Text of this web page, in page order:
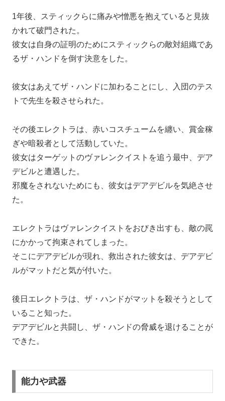
1年後、スティックらに痛みや憎悪を抱えていると見抜
かれて破門された。
彼女は自身の証明のためにスティックらの敵対組織であ
るザ・ハンドを倒す決意をした。
彼女はあえてザ・ハンドに加わることにし、入団のテス
トで先生を殺させられた。
その後エレクトラは、赤いコスチュームを纏い、賞金稼
ぎや暗殺者として活動していた。
彼女はターゲットのヴァレンクイストを追う最中、デア
デビルと遭遇した。
邪魔をされないためにも、彼女はデアデビルを気絶させ
た。
エレクトラはヴァレンクイストをおびき出すも、敵の罠
にかかって拘束されてしまった。
そこにデアデビルが現れ、救出された彼女は、デアデビ
ルがマットだと気が付いた。
後日エレクトラは、ザ・ハンドがマットを殺そうとして
いること知った。
デアデビルと共闘し、ザ・ハンドの脅威を退けることが
できた。
能力や武器